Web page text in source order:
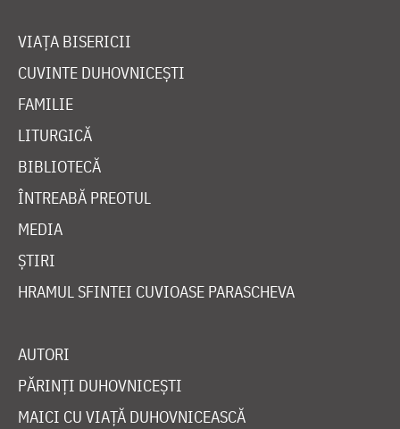
VIAȚA BISERICII
CUVINTE DUHOVNICEȘTI
FAMILIE
LITURGICĂ
BIBLIOTECĂ
ÎNTREABĂ PREOTUL
MEDIA
ȘTIRI
HRAMUL SFINTEI CUVIOASE PARASCHEVA
AUTORI
PĂRINȚI DUHOVNICEȘTI
MAICI CU VIAȚĂ DUHOVNICEASCĂ